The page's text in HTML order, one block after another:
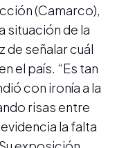
(Camarco),
situación de la
de señalar cuál
el país. “Es tan
con ironía a la
risas entre
la falta